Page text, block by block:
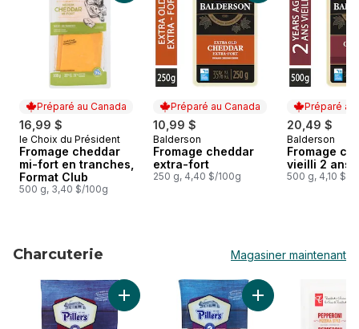
Préparé au Canada
16,99 $
Préparé au Canada
le Choix du Président
Fromage cheddar
mi-fort en tranches,
Format Club
500 g, 3,40 $/100g
Préparé au Canada
10,99 $
Préparé au Canada
Balderson
Fromage cheddar
extra-fort
250 g, 4,40 $/100g
Préparé au
20,49 $
Préparé au
Balderson
Fromage
vieilli 2 ans.
500 g, 4,10 $/
Charcuterie Magasiner maintenant
sauter Charcuterie
Ajouter Fumé Traité À Sec Salami Allemand